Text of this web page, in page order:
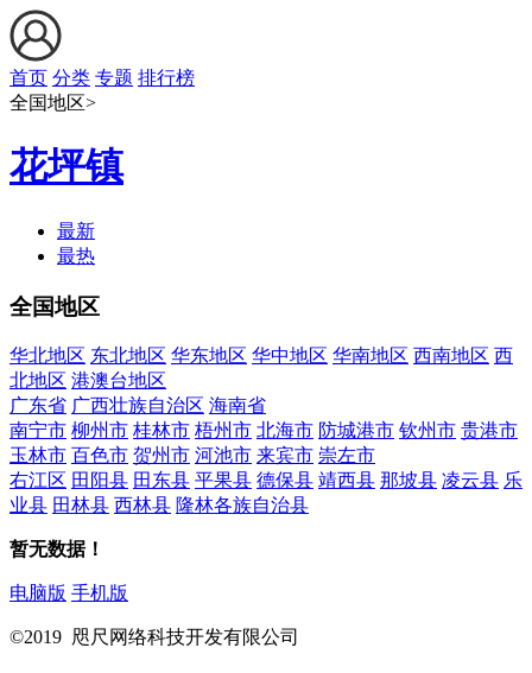
首页 分类 专题 排行榜
全国地区>
花坪镇
最新
最热
全国地区
华北地区 东北地区 华东地区 华中地区 华南地区 西南地区 西
北地区 港澳台地区
广东省 广西壮族自治区 海南省
南宁市 柳州市 桂林市 梧州市 北海市 防城港市 钦州市 贵港市
玉林市 百色市 贺州市 河池市 来宾市 崇左市
右江区 田阳县 田东县 平果县 德保县 靖西县 那坡县 凌云县 乐
业县 田林县 西林县 隆林各族自治县
暂无数据！
电脑版 手机版
©2019 咫尺网络科技开发有限公司